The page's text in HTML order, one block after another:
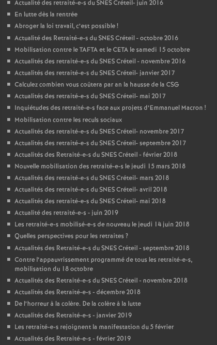
Actualité des retraité-e-s duSNESCréteil- juin 2016
En lutte dès la rentrée
Abroger la loi travail, c’est possible!
Actualité des Retraité-e-s duSNESCréteil - octobre 2016
Mobilisation contre leTAFTAet leCETA le samedi 15 octobre
Actualités des retraité-e-s duSNESCréteil - novembre 2016
Actualités des retraité-e-s duSNESCréteil- janvier 2017
Calculez combien vous coûtera par an la hausse de la CSG
Actualités des retraité-e-s duSNESCréteil- mai 2017
Inquiétudes des retraité-e-s face aux projets d’Emmanuel Macron !
Mobilisation contre les reculs sociaux
Actualités des retraité-e-s duSNESCréteil- novembre 2017
Actualités des retraité-e-s duSNESCréteil- septembre 2017
Actualités des Retraité-e-s duSNESCréteil - février 2018
Nouvelle mobilisation des retraité-e-s le jeudi 15 mars 2018
Actualités des retraité-e-s duSNESCréteil- mars 2018
Actualités des retraité-e-s duSNESCréteil- avril 2018
Actualités des retraité-e-s duSNESCréteil- mai 2018
Actualité des retraité-e-s - juin 2019
Les retraité-e-s mobilisé-e-s de nouveau le jeudi 14 juin 2018
Quelles perspectives pour les retraites ?
Actualités des Retraité-e-s duSNESCréteil - septembre 2018
Contre l’appauvrissement programmé de tous les retraité-e-s,
mobilisation du 18 octobre
Actualités des Retraité-e-s duSNESCréteil - novembre 2018
Actualités des Retraité-e-s - décembre 2018
De l’horreur à la colère. De la colère à la lutte
Actualités des Retraité-e-s - janvier 2019
Les retraité-e-s rejoignent la manifestation du 5 février
Actualités des Retraité-e-s - février 2019